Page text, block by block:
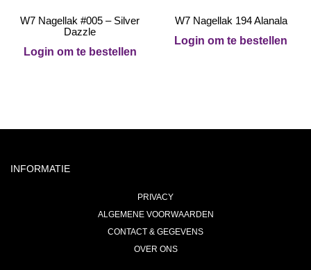
W7 Nagellak #005 – Silver
Dazzle
Login om te bestellen
W7 Nagellak 194 Alanala
Login om te bestellen
INFORMATIE
PRIVACY
ALGEMENE VOORWAARDEN
CONTACT & GEGEVENS
OVER ONS